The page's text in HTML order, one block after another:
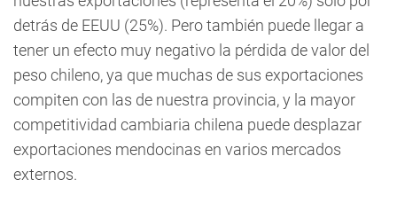
detrás de EEUU (25%). Pero también puede llegar a
tener un efecto muy negativo la pérdida de valor del
peso chileno, ya que muchas de sus exportaciones
compiten con las de nuestra provincia, y la mayor
competitividad cambiaria chilena puede desplazar
exportaciones mendocinas en varios mercados
externos.